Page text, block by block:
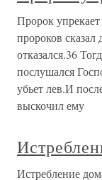
Пророк
пророков
отказался.36
послушался
убьет лев.И
выскочил ему
Истребление